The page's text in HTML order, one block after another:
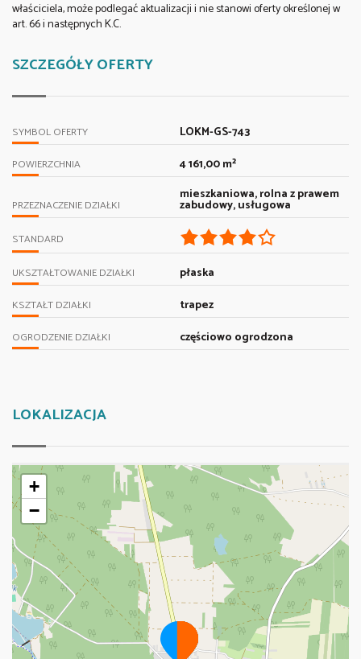
właściciela, może podlegać aktualizacji i nie stanowi oferty określonej w
art. 66 i następnych K.C.
SZCZEGÓŁY OFERTY
SYMBOL OFERTY LOKM-GS-743
POWIERZCHNIA 4 161,00 m²
PRZEZNACZENIE DZIAŁKI
mieszkaniowa, rolna z prawem
zabudowy, usługowa
STANDARD
UKSZTAŁTOWANIE DZIAŁKI płaska
KSZTAŁT DZIAŁKI trapez
OGRODZENIE DZIAŁKI częściowo ogrodzona
LOKALIZACJA
+
−